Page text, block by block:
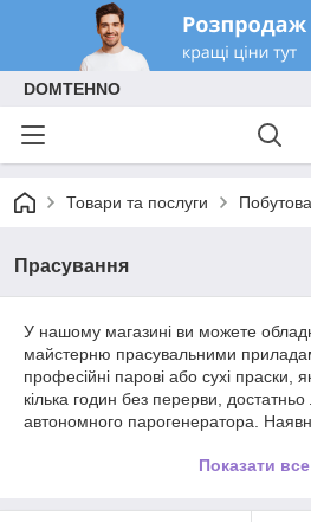
DOMTEHNO
Товари та послуги
Прасування
У нашому магазині ви можете
майстерню прасувальними
професійні парові або сухі праски,
кілька годин без перерви,
автономного парогенератора.
можете прасувати та розгладити
найвищої та промислової якості
Показати все